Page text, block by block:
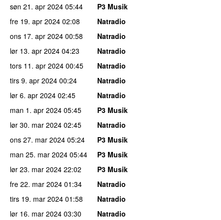
søn 21. apr 2024 05:44
P3 Musik
fre 19. apr 2024 02:08
Natradio
ons 17. apr 2024 00:58
Natradio
lør 13. apr 2024 04:23
Natradio
tors 11. apr 2024 00:45
Natradio
tirs 9. apr 2024 00:24
Natradio
lør 6. apr 2024 02:45
Natradio
man 1. apr 2024 05:45
P3 Musik
lør 30. mar 2024 02:45
Natradio
ons 27. mar 2024 05:24
P3 Musik
man 25. mar 2024 05:44
P3 Musik
lør 23. mar 2024 22:02
P3 Musik
fre 22. mar 2024 01:34
Natradio
tirs 19. mar 2024 01:58
Natradio
lør 16. mar 2024 03:30
Natradio